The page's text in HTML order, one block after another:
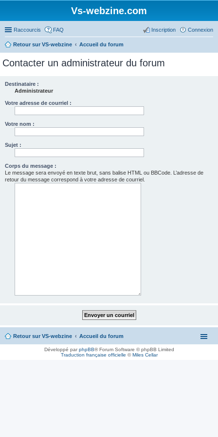
Vs-webzine.com
Raccourcis FAQ Connexion
Inscription
Retour sur VS-webzine Accueil du forum
Contacter un administrateur du forum
Destinataire :
Administrateur
Votre adresse de courriel :
Votre nom :
Sujet :
Corps du message :
Le message sera envoyé en texte brut, sans balise HTML ou BBCode. L’adresse de
retour du message correspond à votre adresse de courriel.
Retour sur VS-webzine Accueil du forum
Développé parphpBB® Forum Software © phpBB Limited
Traduction française officielle ©Miles Cellar